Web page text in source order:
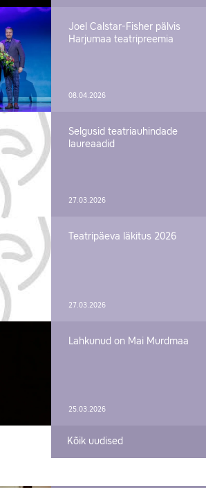
Joel Calstar-Fisher pälvis
Harjumaa teatripreemia
08.04.2026
Selgusid teatriauhindade
laureaadid
27.03.2026
Teatripäeva läkitus 2026
27.03.2026
Lahkunud on Mai Murdmaa
25.03.2026
Kõik uudised